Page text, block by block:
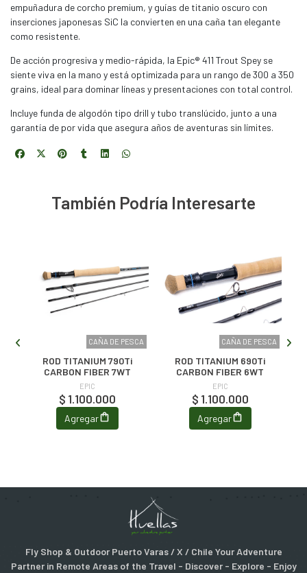
empuñadura de corcho premium, y guías de titanio oscuro con
inserciones japonesas SiC la convierten en una caña tan elegante
como resistente.
De acción progresiva y medio-rápida, la Epic® 411 Trout Spey se
siente viva en la mano y está optimizada para un rango de 300 a 350
grains, ideal para dominar líneas y presentaciones con total control.
Incluye funda de algodón tipo drill y tubo translúcido, junto a una
garantía de por vida que asegura años de aventuras sin límites.
También Podría Interesarte
CAÑA DE PESCA
ROD TITANIUM 790Ti
CARBON FIBER 7WT
EPIC
$ 1.100.000
Agregar
CAÑA DE PESCA
ROD TITANIUM 690Ti
CARBON FIBER 6WT
EPIC
$ 1.100.000
Agregar
Fly Shop & Outdoor Puerto Varas / X / Chile Your Adventure
Partner in Remote Areas of the Travel - Discover - Explore - Enjoy